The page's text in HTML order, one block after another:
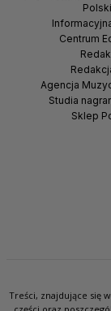
Centrum
Agencja
Studia
Sklep
Treści, znajdujące się